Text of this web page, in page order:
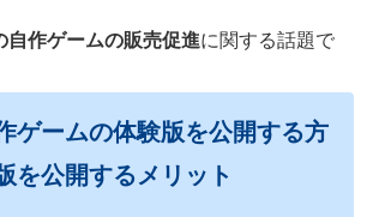
自作ゲームの販売促進に関する話題で
ゲームの体験版を公開する方
を公開するメリット